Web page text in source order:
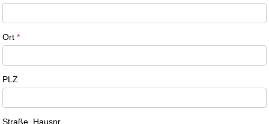
Ort*
PLZ
Straße, Hausnr.